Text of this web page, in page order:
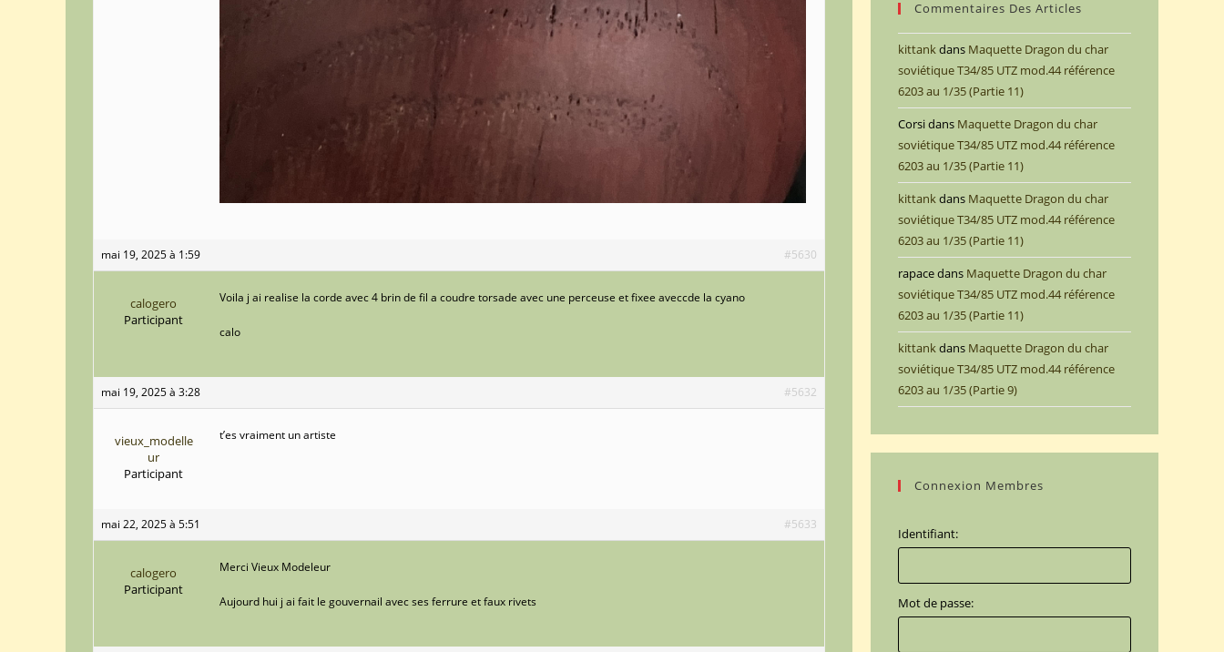
mai 19, 2025 à 1:59 #5630
calogero
Participant
Voila j ai realise la corde avec 4 brin de fil a coudre torsade avec une perceuse et fixee aveccde la cyano
calo
mai 19, 2025 à 3:28 #5632
vieux_modelle
ur
Participant
t’es vraiment un artiste
mai 22, 2025 à 5:51 #5633
calogero
Participant
Merci Vieux Modeleur
Aujourd hui j ai fait le gouvernail avec ses ferrure et faux rivets
Commentaires Des Articles
kittankdans Maquette Dragon du char
soviétique T34/85 UTZ mod.44 référence
6203 au 1/35 (Partie 11)
Corsidans Maquette Dragon du char
soviétique T34/85 UTZ mod.44 référence
6203 au 1/35 (Partie 11)
kittankdans Maquette Dragon du char
soviétique T34/85 UTZ mod.44 référence
6203 au 1/35 (Partie 11)
rapacedans Maquette Dragon du char
soviétique T34/85 UTZ mod.44 référence
6203 au 1/35 (Partie 11)
kittankdans Maquette Dragon du char
soviétique T34/85 UTZ mod.44 référence
6203 au 1/35 (Partie 9)
Connexion Membres
Identifiant:
Mot de passe: